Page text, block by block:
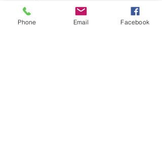
Phone Email Facebook